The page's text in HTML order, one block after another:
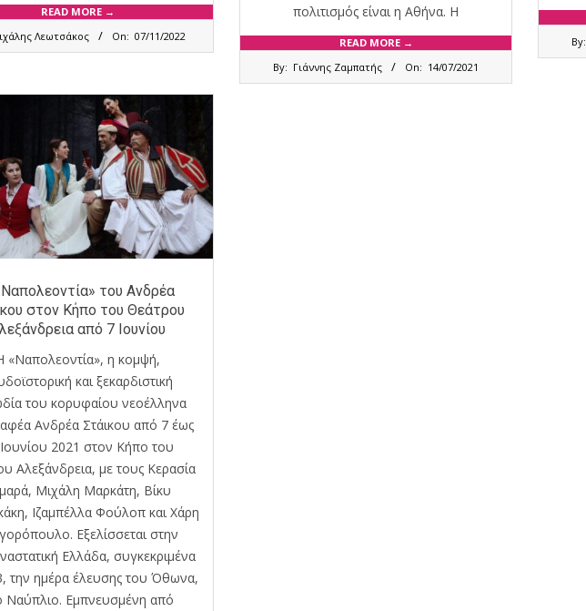
READ MORE →
Λεωτσάκος On: 07/11/2022
πολιτισμός είναι η Αθήνα. Η
READ MORE →
By: Γιάννης Ζαμπατής On: 14/07/2021
By:
του Ανδρέα
στον Κήπο του Θεάτρου
από 7 Ιουνίου
«Ναπολεοντία», η κομψή,
και ξεκαρδιστική
του κορυφαίου νεοέλληνα
Ανδρέα Στάικου από 7 έως
2021 στον Κήπο του
Αλεξάνδρεια, με τους Κερασία
Μιχάλη Μαρκάτη, Βίκυ
Ιζαμπέλλα Φούλοπ και Χάρη
Εξελίσσεται στην
Ελλάδα, συγκεκριμένα
την ημέρα έλευσης του Όθωνα,
Ναύπλιο. Εμπνευσμένη από